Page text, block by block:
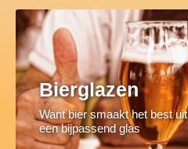
Bierglazen
Want bier smaakt het best uit
een bijpassend glas